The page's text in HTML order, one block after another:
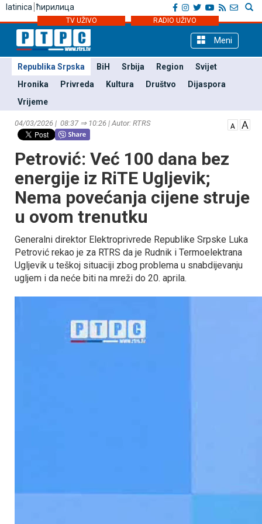
latinica ћирилица
TV UŽIVO RADIO UŽIVO
Meni
Republika Srpska BiH Srbija Region
Svijet
Hronika
Privreda Kultura Društvo
Dijaspora
Vrijeme
04/03/2026 | 08:37 ⇒ 10:26 | Autor: RTRS
Petrović: Već 100 dana bez
energije iz RiTE Ugljevik;
Nema povećanja cijene struje
u ovom trenutku
Generalni direktor Elektroprivrede Republike Srpske Luka
Petrović rekao je za RTRS da je Rudnik i Termoelektrana
Ugljevik u teškoj situaciji zbog problema u snabdijevanju
ugljem i da neće biti na mreži do 20. aprila.